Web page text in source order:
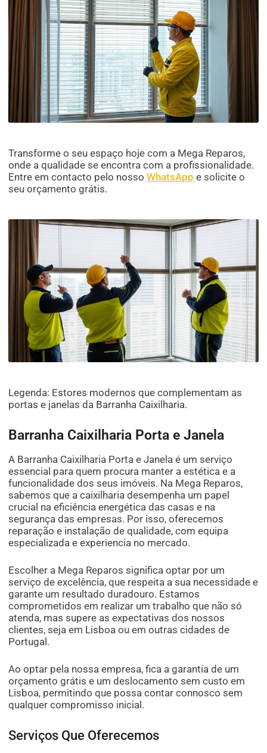
Transforme o seu espaço hoje com a Mega Reparos,
onde a qualidade se encontra com a profissionalidade.
Entre em contacto pelo nossoWhatsApp e solicite o
seu orçamento grátis.
Legenda: Estores modernos que complementam as
portas e janelas da Barranha Caixilharia.
Barranha Caixilharia Porta e Janela
A Barranha Caixilharia Porta e Janela é um serviço
essencial para quem procura manter a estética e a
funcionalidade dos seus imóveis. Na Mega Reparos,
sabemos que a caixilharia desempenha um papel
crucial na eficiência energética das casas e na
segurança das empresas. Por isso, oferecemos
reparação e instalação de qualidade, com equipa
especializada e experiencia no mercado.
Escolher a Mega Reparos significa optar por um
serviço de excelência, que respeita a sua necessidade e
garante um resultado duradouro. Estamos
comprometidos em realizar um trabalho que não só
atenda, mas supere as expectativas dos nossos
clientes, seja em Lisboa ou em outras cidades de
Portugal.
Ao optar pela nossa empresa, fica a garantia de um
orçamento grátis e um deslocamento sem custo em
Lisboa, permitindo que possa contar connosco sem
qualquer compromisso inicial.
Serviços Que Oferecemos